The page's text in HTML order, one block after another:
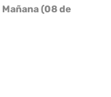
Mañana (08 de